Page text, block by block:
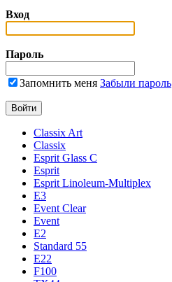
Вход
Пароль
Запомнить меня Забыли пароль
Classix Art
Classix
Esprit Glass C
Esprit
Esprit Linoleum-Multiplex
E3
Event Clear
Event
E2
Standard 55
E22
F100